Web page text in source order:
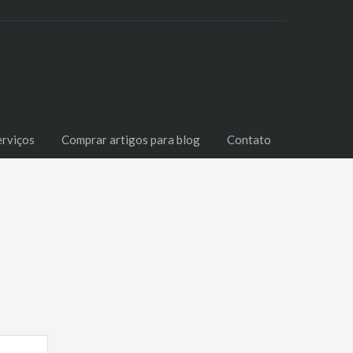
Comprar artigos para blog Contato